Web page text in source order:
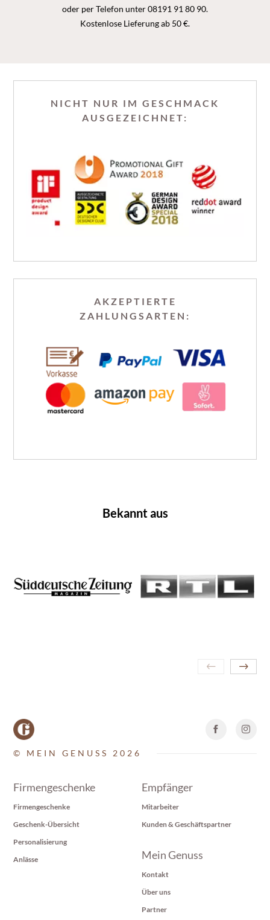
oder per Telefon unter 08191 91 80 90.
Kostenlose Lieferung ab 50 €.
NICHT NUR IM GESCHMACK
AUSGEZEICHNET:
AKZEPTIERTE
ZAHLUNGSARTEN:
Bekannt aus
© MEIN GENUSS 2026
Firmengeschenke
Firmengeschenke
Geschenk-Übersicht
Personalisierung
Anlässe
Empfänger
Mitarbeiter
Kunden & Geschäftspartner
Mein Genuss
Kontakt
Über uns
Partner